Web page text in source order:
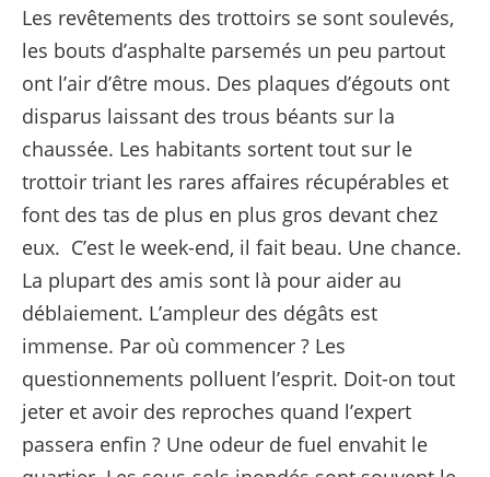
Les revêtements des trottoirs se sont soulevés,
les bouts d’asphalte parsemés un peu partout
ont l’air d’être mous. Des plaques d’égouts ont
disparus laissant des trous béants sur la
chaussée. Les habitants sortent tout sur le
trottoir triant les rares affaires récupérables et
font des tas de plus en plus gros devant chez
eux. C’est le week-end, il fait beau. Une chance.
La plupart des amis sont là pour aider au
déblaiement. L’ampleur des dégâts est
immense. Par où commencer ? Les
questionnements polluent l’esprit. Doit-on tout
jeter et avoir des reproches quand l’expert
passera enfin ? Une odeur de fuel envahit le